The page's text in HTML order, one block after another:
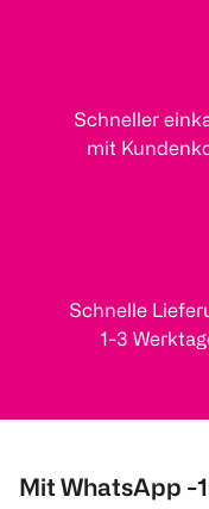
Schneller
mit
Schnelle
1-3
Mit WhatsApp -